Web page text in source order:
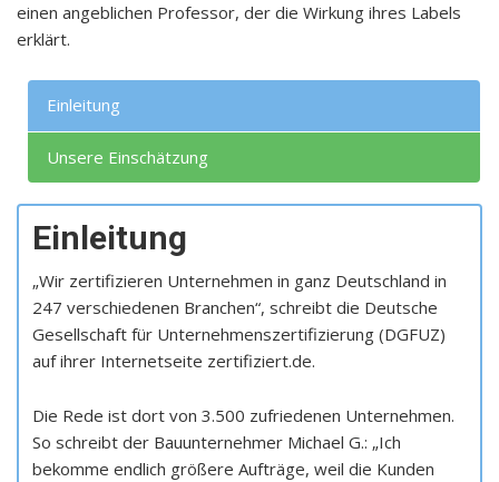
einen angeblichen Professor, der die Wirkung ihres Labels
erklärt.
Einleitung
Unsere Einschätzung
Einleitung
„Wir zertifizieren Unternehmen in ganz Deutschland in
247 verschiedenen Branchen“, schreibt die Deutsche
Gesellschaft für Unternehmenszertifizierung (DGFUZ)
auf ihrer Internetseite zertifiziert.de.
Die Rede ist dort von 3.500 zufriedenen Unternehmen.
So schreibt der Bauunternehmer Michael G.: „Ich
bekomme endlich größere Aufträge, weil die Kunden